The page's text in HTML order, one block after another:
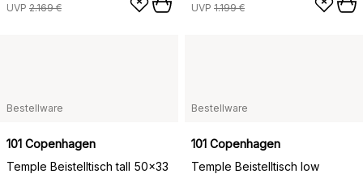
UVP 2.169 € UVP 1.199 €
Bestellware
101 Copenhagen
Temple Beistelltisch tall 50x33
Bestellware
101 Copenhagen
Temple Beistelltisch low